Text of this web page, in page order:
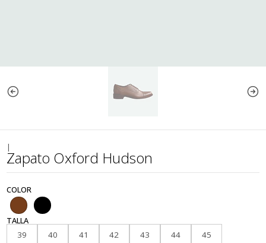
|
Zapato Oxford Hudson
COLOR
TALLA
39
40 41 42 43 44 45